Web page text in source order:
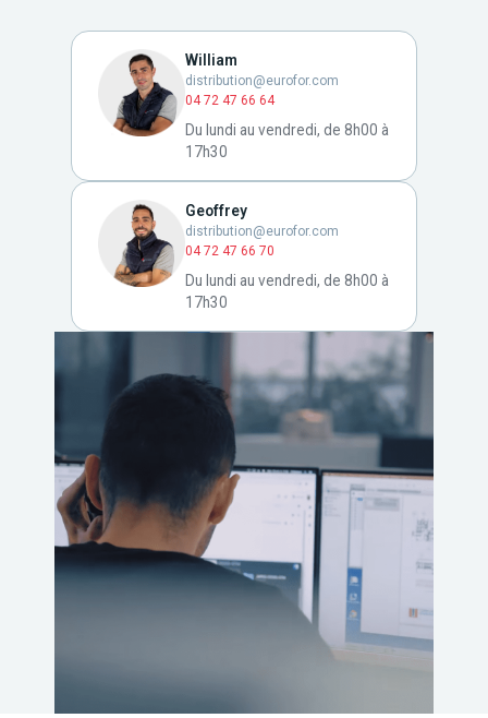
William
distribution@eurofor.com
04 72 47 66 64
Du lundi au vendredi, de 8h00 à
17h30
Geoffrey
distribution@eurofor.com
04 72 47 66 70
Du lundi au vendredi, de 8h00 à
17h30